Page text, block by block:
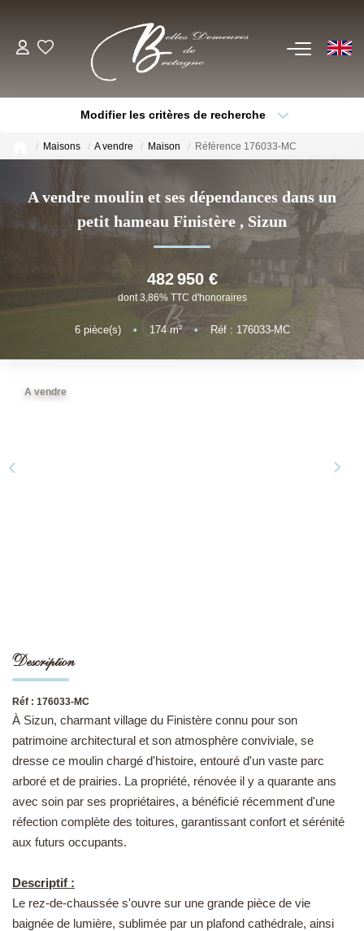
EN
Voir Tous Nos Biens
Châteaux & Manoirs
Bord De Mer
Propriétés Équestres, Rurales
Autres Demeures De Charme
ESTIMER
VENDRE
CONTACT
Modifier les critères de recherche
Sélectionnez...
Plus de critères Créer une alerte
Maisons A vendre Maison Référence 176033-MC
A vendre moulin et ses dépendances dans un
petit hameau Finistère , Sizun
482 950 €
dont 3,86% TTC d'honoraires
6pièce(s) • 174m² • Réf : 176033-MC
A vendre
Description
Réf : 176033-MC
À Sizun, charmant village du Finistère connu pour son
patrimoine architectural et son atmosphère conviviale, se
dresse ce moulin chargé d'histoire, entouré d'un vaste parc
arboré et de prairies. La propriété, rénovée il y a quarante ans
avec soin par ses propriétaires, a bénéficié récemment d'une
réfection complète des toitures, garantissant confort et sérénité
aux futurs occupants.
Descriptif :
Le rez-de-chaussée s'ouvre sur une grande pièce de vie
baignée de lumière, sublimée par un plafond cathédrale, ainsi